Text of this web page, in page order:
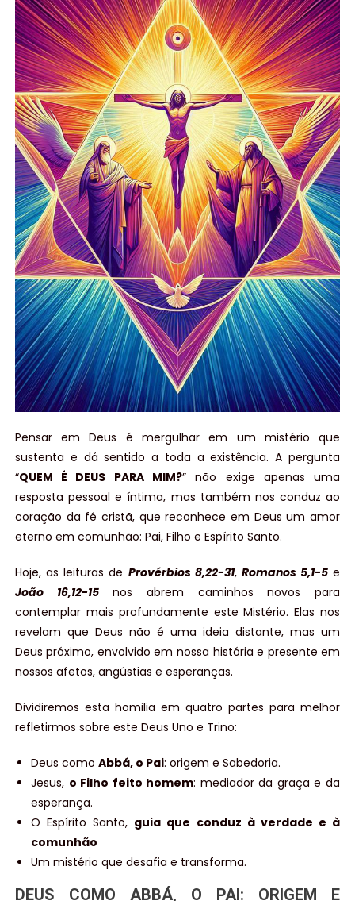
Pensar em Deus é mergulhar em um mistério que
sustenta e dá sentido a toda a existência. A pergunta
“QUEM É DEUS PARA MIM?” não exige apenas uma
resposta pessoal e íntima, mas também nos conduz ao
coração da fé cristã, que reconhece em Deus um amor
eterno em comunhão: Pai, Filho e Espírito Santo.
Hoje, as leituras de Provérbios 8,22-31, Romanos 5,1-5e
João 16,12-15nos abrem caminhos novos para
contemplar mais profundamente este Mistério. Elas nos
revelam que Deus não é uma ideia distante, mas um
Deus próximo, envolvido em nossa história e presente em
nossos afetos, angústias e esperanças.
Dividiremos esta homilia em quatro partes para melhor
refletirmos sobre este Deus Uno e Trino:
Deus como Abbá, o Pai: origem e Sabedoria.
Jesus, o Filho feito homem: mediador da graça e da
esperança.
O Espírito Santo, guia que conduz à verdade e à
comunhão
Um mistério que desafia e transforma.
DEUS COMO ABBÁ, O PAI: ORIGEM E